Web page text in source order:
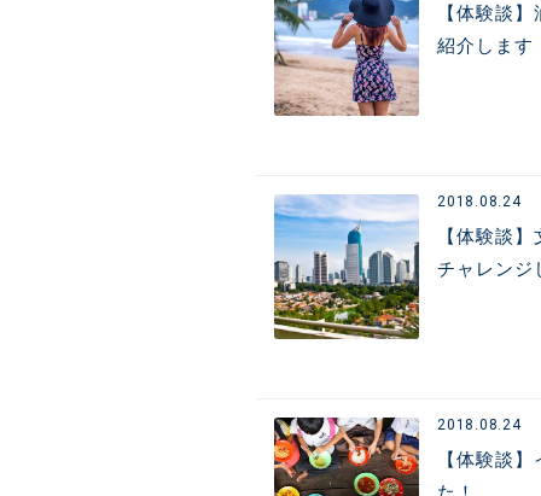
【体験談
紹介します
2018.08.24
【体験談
チャレンジ
2018.08.24
【体験談